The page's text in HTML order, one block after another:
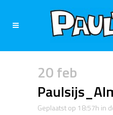
20 feb
Geplaatst op 18:57h in